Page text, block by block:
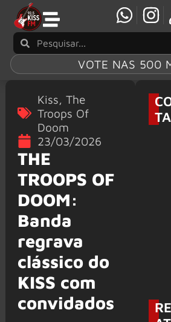
VOTE NAS 500
Kiss, The
Troops Of
Doom
23/03/2026
THE
TROOPS OF
DOOM:
Banda
regrava
clássico do
KISS com
convidados